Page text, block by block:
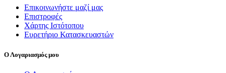
Επικοινωνήστε μαζί μας
Επιστροφές
Χάρτης Ιστότοπου
Ευρετήριο Κατασκευαστών
Ο Λογαριασμός μου